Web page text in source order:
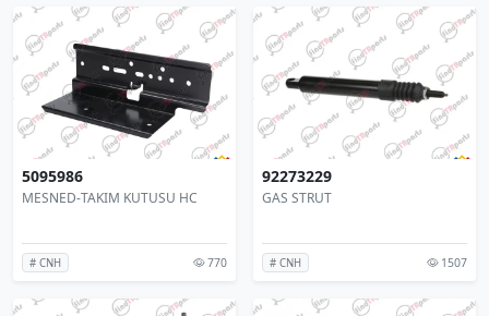
5095986
MESNED-TAKIM KUTUSU HC
# CNH 770
92273229
GAS STRUT
# CNH 1507